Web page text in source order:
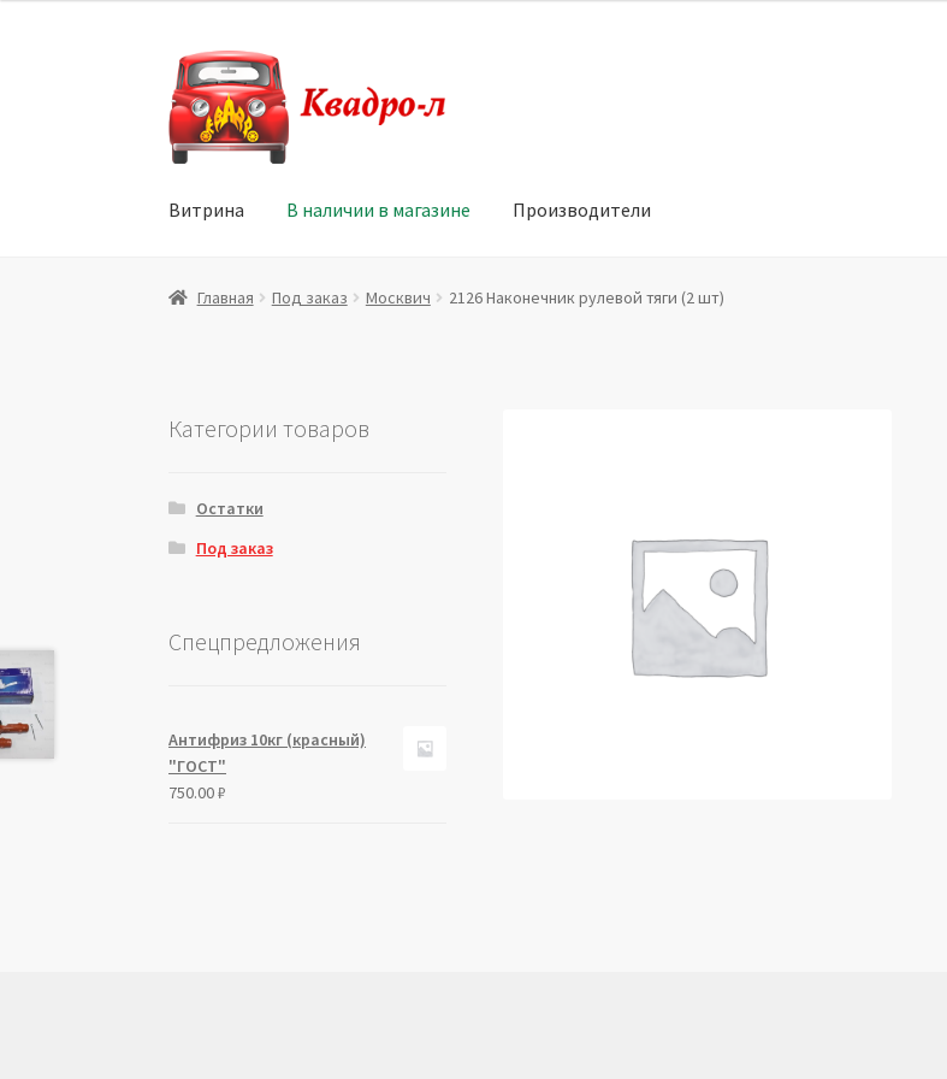
Перейти
к
навигации
Перейти
к
содержимому
Витрина В наличии в магазине Производители
Главная Витрина Мой аккаунт Политика в отношении обработки персональных данных
Главная Под заказ Москвич 2126 Наконечник рулевой тяги (2 шт)
Категории товаров
Остатки
Под заказ
Спецпредложения
Антифриз 10кг (красный)
"ГОСТ"
750.00₽